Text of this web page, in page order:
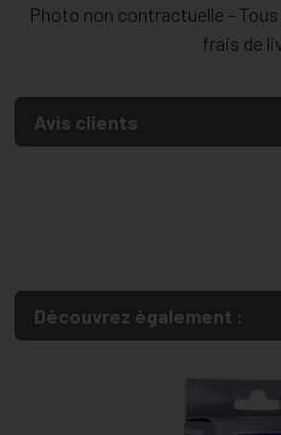
Photo non contractuelle -
frais de
Avis clients
Découvrez également :